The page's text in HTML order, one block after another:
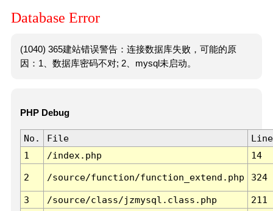
Database Error
(1040) 365建站错误警告：连接数据库失败，可能的原
因：1、数据库密码不对; 2、mysql未启动。
PHP Debug
No. File
Line
1
/index.php 14
2 /source/function/function_extend.php 324
3 /source/class/jzmysql.class.php
211